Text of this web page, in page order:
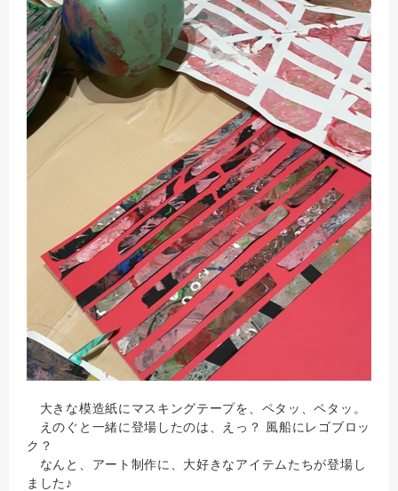
大きな模造紙にマスキングテープを、ペタッ、ペタッ。
えのぐと一緒に登場したのは、えっ？ 風船にレゴブロッ
ク？
なんと、アート制作に、大好きなアイテムたちが登場し
ました♪